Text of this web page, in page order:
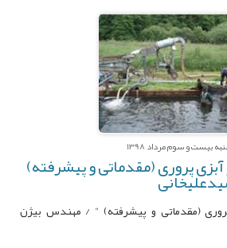
بیست و سوم مرداد 1398
پروری (مقدماتی و پیشرفته)
(مقدماتی و پیشرفته) " / مهندس بیژن